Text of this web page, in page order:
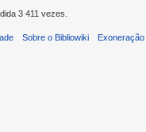
3 411 vezes.
Sobre o Bibliowiki